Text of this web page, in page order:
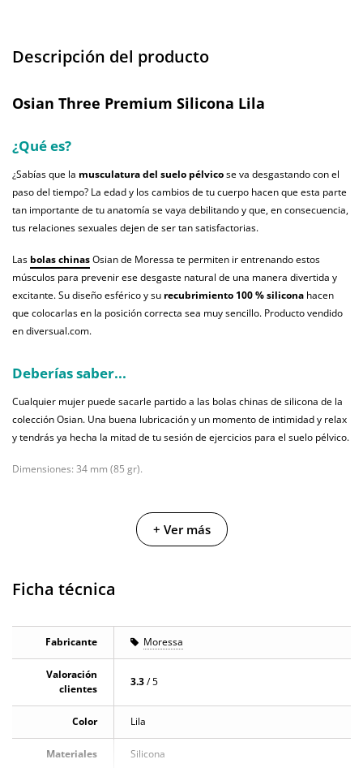
Descripción del producto
Osian Three Premium Silicona Lila
¿Qué es?
¿Sabías que la musculatura del suelo pélvicose va desgastando con el
paso del tiempo? La edad y los cambios de tu cuerpo hacen que esta parte
tan importante de tu anatomía se vaya debilitando y que, en consecuencia,
tus relaciones sexuales dejen de ser tan satisfactorias.
Las bolas chinasOsian de Moressa te permiten ir entrenando estos
músculos para prevenir ese desgaste natural de una manera divertida y
excitante. Su diseño esférico y su recubrimiento 100 % silicona hacen
que colocarlas en la posición correcta sea muy sencillo. Producto vendido
en diversual.com.
Deberías saber...
Cualquier mujer puede sacarle partido a las bolas chinas de silicona de la
colección Osian. Una buena lubricación y un momento de intimidad y relax
y tendrás ya hecha la mitad de tu sesión de ejercicios para el suelo pélvico.
Dimensiones: 34 mm (85 gr).
+ Ver más
Ficha técnica
Fabricante Moressa
Valoración
clientes
3.3/ 5
Color Lila
Materiales Silicona